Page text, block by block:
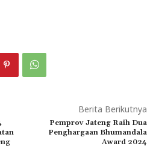
Berita Berikutnya
Pemprov Jateng Raih Dua
Penghargaan Bhumandala
Award 2024